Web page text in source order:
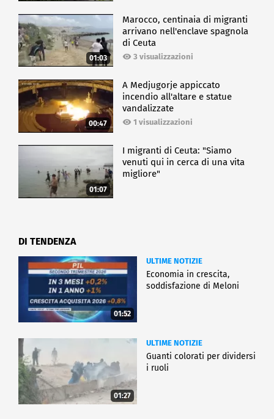
01:03
Marocco, centinaia di migranti
arrivano nell'enclave spagnola
di Ceuta
3 visualizzazioni
00:47
A Medjugorje appiccato
incendio all'altare e statue
vandalizzate
1 visualizzazioni
01:07
I migranti di Ceuta: "Siamo
venuti qui in cerca di una vita
migliore"
DI TENDENZA
01:52
ULTIME NOTIZIE
Economia in crescita,
soddisfazione di Meloni
01:27
ULTIME NOTIZIE
Guanti colorati per dividersi
i ruoli